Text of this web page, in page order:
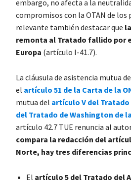
embargo, no afecta a la
compromisos con la OTAN de los
relevante también destacar que
remonta al Tratado fallido por
Europa (artículo I-41.7).
La cláusula de asistencia mutua
el artículo 51 de la Carta de la
mutua del artículo V del
del Tratado de Washington de
artículo 42.7 TUE renuncia al
compara la redacción del
Norte, hay tres diferencias
El artículo 5 del Tratado del